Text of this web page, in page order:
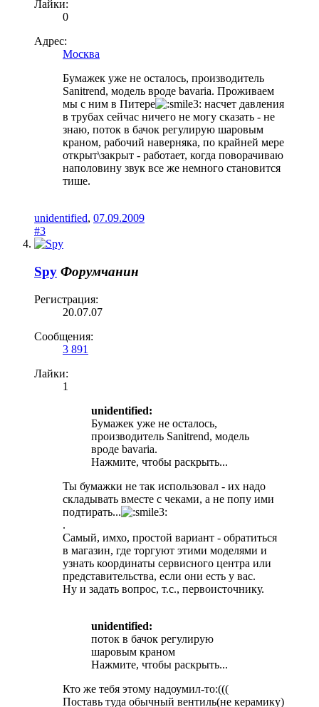
Лайки:
0
Адрес:
Москва
Бумажек уже не осталось, производитель
Sanitrend, модель вроде bavaria. Проживаем
мы с ним в Питере
насчет давления
в трубах сейчас ничего не могу сказать - не
знаю, поток в бачок регулирую шаровым
краном, рабочий наверняка, по крайней мере
открыт\закрыт - работает, когда поворачиваю
наполовину звук все же немного становится
тише.
unidentified, 07.09.2009
#3
Spy Форумчанин
Регистрация:
20.07.07
Сообщения:
3 891
Лайки:
1
unidentified:
Бумажек уже не осталось,
производитель Sanitrend, модель
вроде bavaria.
Нажмите, чтобы раскрыть...
Ты бумажки не так использовал - их надо
складывать вместе с чеками, а не попу ими
подтирать...
.
Самый, имхо, простой вариант - обратиться
в магазин, где торгуют этими моделями и
узнать координаты сервисного центра или
представительства, если они есть у вас.
Ну и задать вопрос, т.с., первоисточнику.
unidentified:
поток в бачок регулирую
шаровым краном
Нажмите, чтобы раскрыть...
Кто же тебя этому надоумил-то:(((
Поставь туда обычный вентиль(не керамику)